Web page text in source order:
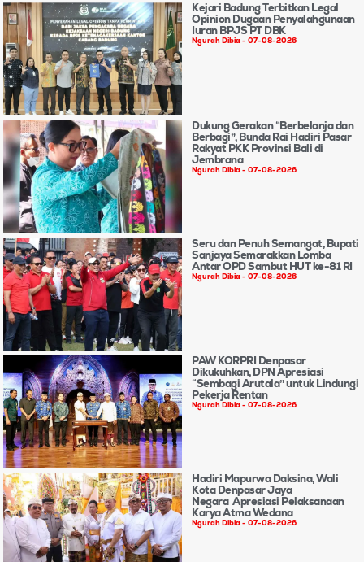
Kejari Badung Terbitkan Legal
Opinion Dugaan Penyalahgunaan
Iuran BPJS PT DBK
Ngurah Dibia 07-08-2026
Dukung Gerakan “Berbelanja dan
Berbagi”, Bunda Rai Hadiri Pasar
Rakyat PKK Provinsi Bali di
Jembrana
Ngurah Dibia 07-08-2026
Seru dan Penuh Semangat, Bupati
Sanjaya Semarakkan Lomba
Antar OPD Sambut HUT ke-81 RI
Ngurah Dibia 07-08-2026
PAW KORPRI Denpasar
Dikukuhkan, DPN Apresiasi
“Sembagi Arutala” untuk Lindungi
Pekerja Rentan
Ngurah Dibia 07-08-2026
Hadiri Mapurwa Daksina, Wali
Kota Denpasar Jaya
Negara Apresiasi Pelaksanaan
Karya Atma Wedana
Ngurah Dibia 07-08-2026